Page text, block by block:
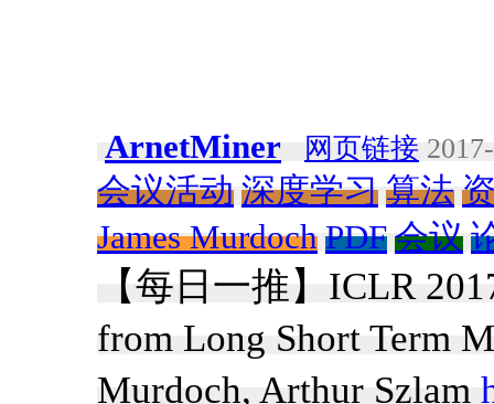
ArnetMiner 网页链接
会议活动 深度学习 算法
James Murdoch PDF 会议
【每日一推】ICLR
from Long Short Term
Murdoch, Arthur Szlam